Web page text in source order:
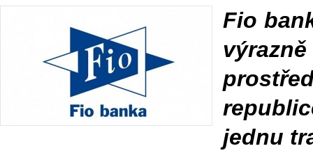
Fio
jednu